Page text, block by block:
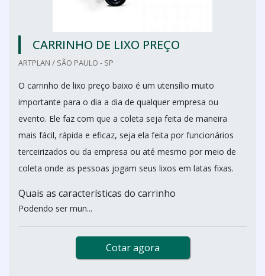
CARRINHO DE LIXO PREÇO
ARTPLAN / SÃO PAULO - SP
O carrinho de lixo preço baixo é um utensílio muito
importante para o dia a dia de qualquer empresa ou
evento. Ele faz com que a coleta seja feita de maneira
mais fácil, rápida e eficaz, seja ela feita por funcionários
terceirizados ou da empresa ou até mesmo por meio de
coleta onde as pessoas jogam seus lixos em latas fixas.
Quais as características do carrinho
Podendo ser mun...
Cotar agora